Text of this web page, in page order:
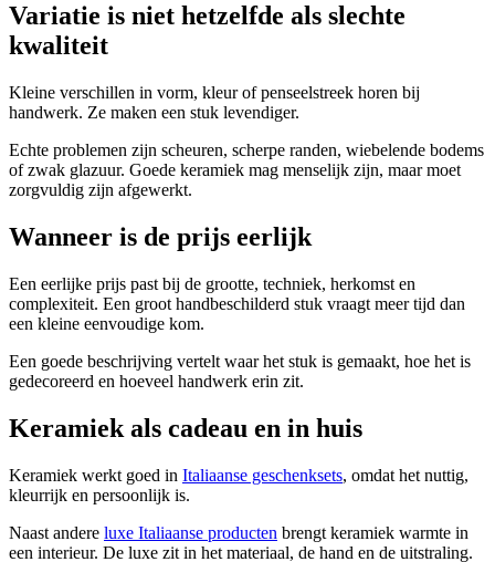
Variatie is niet hetzelfde als slechte
kwaliteit
Kleine verschillen in vorm, kleur of penseelstreek horen bij
handwerk. Ze maken een stuk levendiger.
Echte problemen zijn scheuren, scherpe randen, wiebelende bodems
of zwak glazuur. Goede keramiek mag menselijk zijn, maar moet
zorgvuldig zijn afgewerkt.
Wanneer is de prijs eerlijk
Een eerlijke prijs past bij de grootte, techniek, herkomst en
complexiteit. Een groot handbeschilderd stuk vraagt meer tijd dan
een kleine eenvoudige kom.
Een goede beschrijving vertelt waar het stuk is gemaakt, hoe het is
gedecoreerd en hoeveel handwerk erin zit.
Keramiek als cadeau en in huis
Keramiek werkt goed in Italiaanse geschenksets, omdat het nuttig,
kleurrijk en persoonlijk is.
Naast andere luxe Italiaanse producten brengt keramiek warmte in
een interieur. De luxe zit in het materiaal, de hand en de uitstraling.